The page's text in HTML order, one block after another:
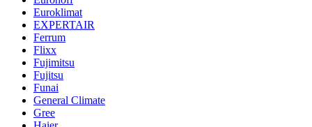
Euroklimat
EXPERTAIR
Ferrum
Flixx
Fujimitsu
Fujitsu
Funai
General Climate
Gree